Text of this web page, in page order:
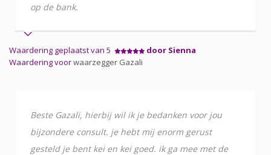
op de bank.
Waardering geplaatst van 5
door Sienna
Waardering voorwaarzegger Gazali
Beste Gazali, hierbij wil ik je bedanken voor jou
bijzondere consult. je hebt mij enorm gerust
gesteld je bent kei en kei goed. ik ga mee met de